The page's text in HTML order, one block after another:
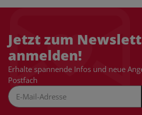
Jetzt zum
anmelden!
Erhalte spannende Infos und neue
Postfach